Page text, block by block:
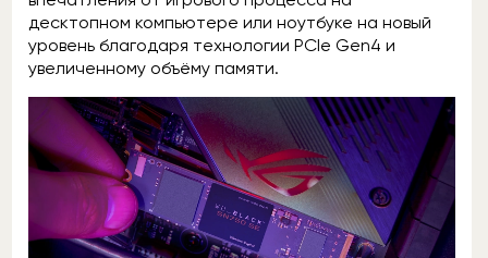
десктопном компьютере или ноутбуке на новый
уровень благодаря технологии PCIe Gen4 и
увеличенному объёму памяти.